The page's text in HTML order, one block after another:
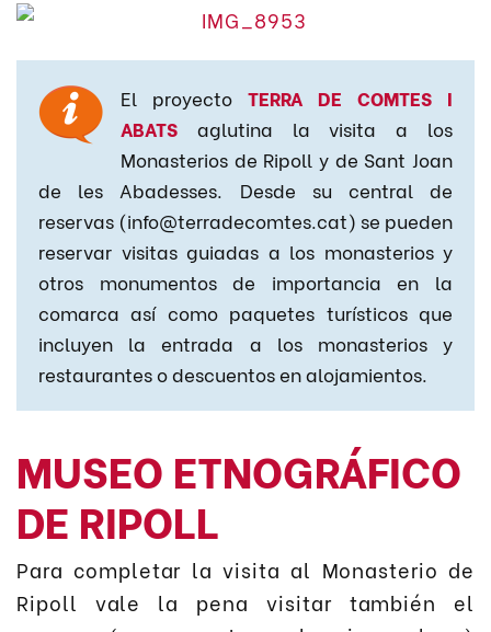
El proyecto TERRA DE COMTES I
ABATS aglutina la visita a los
Monasterios de Ripoll y de Sant Joan
de les Abadesses. Desde su central de
reservas (info@terradecomtes.cat) se pueden
reservar visitas guiadas a los monasterios y
otros monumentos de importancia en la
comarca así como paquetes turísticos que
incluyen la entrada a los monasterios y
restaurantes o descuentos en alojamientos.
MUSEO ETNOGRÁFICO
DE RIPOLL
Para completar la visita al Monasterio de
Ripoll vale la pena visitar también el